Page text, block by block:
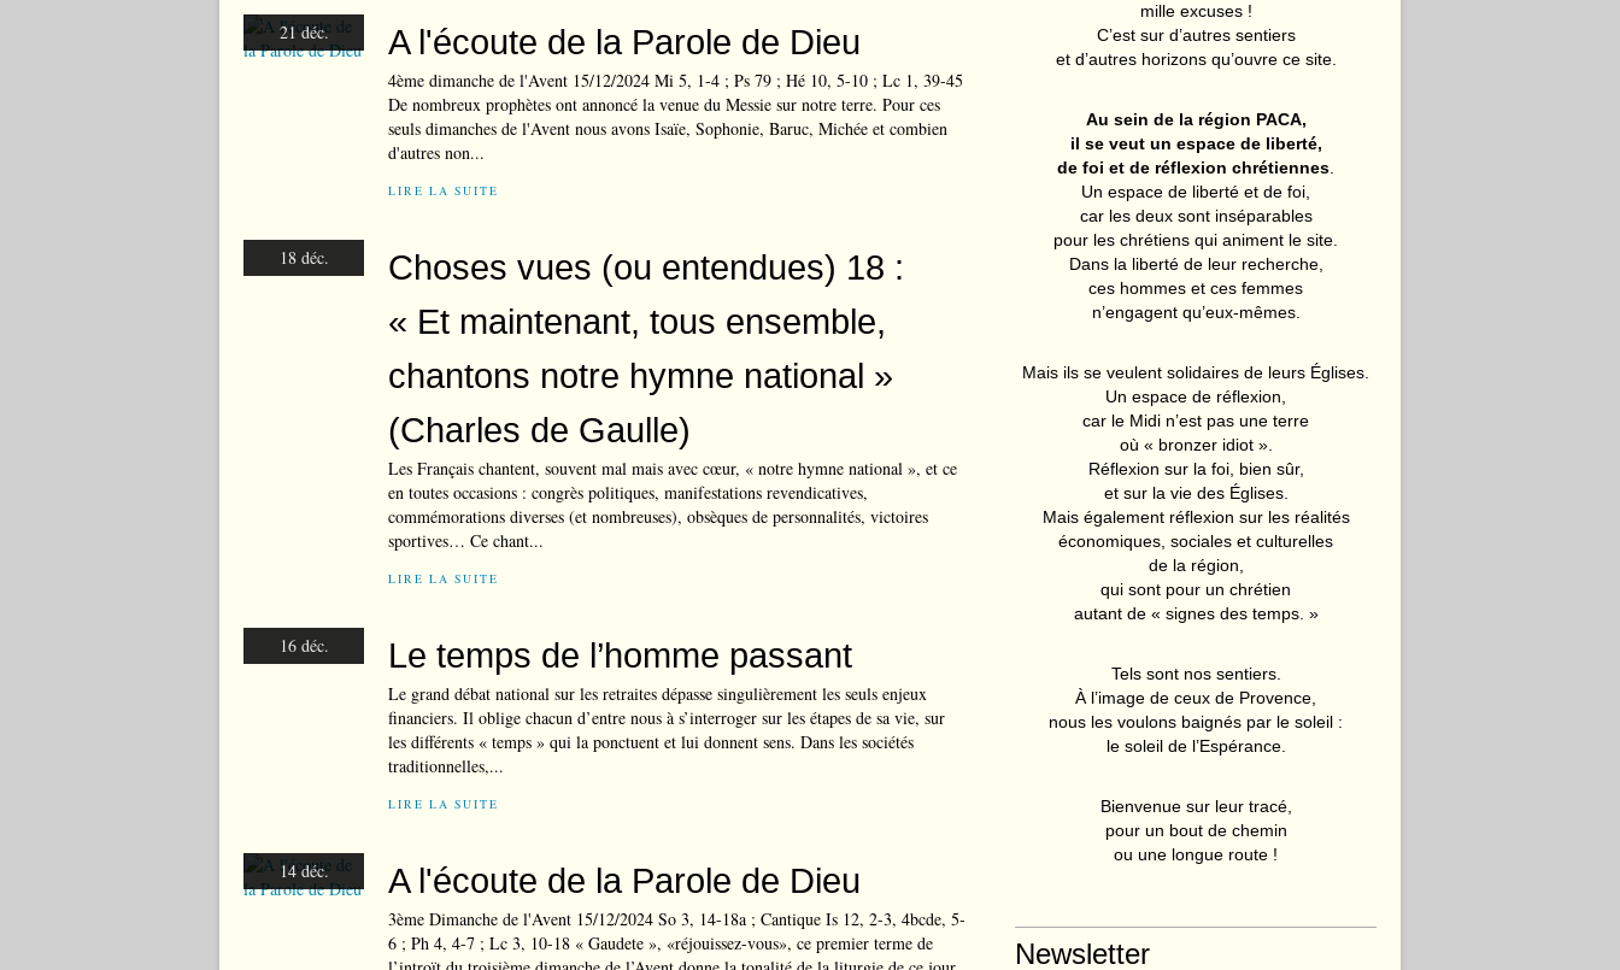
21 déc. A l'écoute de la Parole de Dieu
4ème dimanche de l'Avent 15/12/2024 Mi 5, 1-4 ; Ps 79 ; Hé 10, 5-10 ; Lc 1, 39-45
De nombreux prophètes ont annoncé la venue du Messie sur notre terre. Pour ces
seuls dimanches de l'Avent nous avons Isaïe, Sophonie, Baruc, Michée et combien
d'autres non...
LIRE LA SUITE
18 déc.
Choses vues (ou entendues) 18 :
« Et maintenant, tous ensemble,
chantons notre hymne national »
(Charles de Gaulle)
Les Français chantent, souvent mal mais avec cœur, « notre hymne national », et ce
en toutes occasions : congrès politiques, manifestations revendicatives,
commémorations diverses (et nombreuses), obsèques de personnalités, victoires
sportives… Ce chant...
LIRE LA SUITE
16 déc. Le temps de l’homme passant
Le grand débat national sur les retraites dépasse singulièrement les seuls enjeux
financiers. Il oblige chacun d’entre nous à s’interroger sur les étapes de sa vie, sur
les différents « temps » qui la ponctuent et lui donnent sens. Dans les sociétés
traditionnelles,...
LIRE LA SUITE
14 déc. A l'écoute de la Parole de Dieu
3ème Dimanche de l'Avent 15/12/2024 So 3, 14-18a ; Cantique Is 12, 2-3, 4bcde, 5-
6 ; Ph 4, 4-7 ; Lc 3, 10-18 « Gaudete », «réjouissez-vous», ce premier terme de
mille excuses !
C’est sur d’autres sentiers
et d’autres horizons qu’ouvre ce site.
Au sein de la région PACA,
il se veut un espace de liberté,
de foi et de réflexion chrétiennes
Un espace de liberté et de foi,
car les deux sont inséparables
pour les chrétiens qui animent le site.
Dans la liberté de leur recherche,
ces hommes et ces femmes
n’engagent qu’eux-mêmes.
Mais ils se veulent solidaires de leurs Églises.
Un espace de réflexion,
car le Midi n’est pas une terre
où « bronzer idiot ».
Réflexion sur la foi, bien sûr,
et sur la vie des Églises.
Mais également réflexion sur les réalités
économiques, sociales et culturelles
de la région,
qui sont pour un chrétien
autant de « signes des temps. »
Tels sont nos sentiers.
À l’image de ceux de Provence,
nous les voulons baignés par le soleil :
le soleil de l’Espérance.
Bienvenue sur leur tracé,
pour un bout de chemin
ou une longue route !
Newsletter